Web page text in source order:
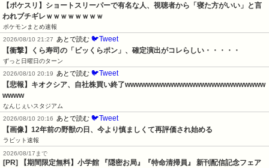
【ポケスリ】ショートスリーパーで有名な人、視聴者から「寝た方がいい」と言
われブチギレｗｗｗｗｗｗｗｗ
ポケモンまとめ速報
2026/08/10 21:27 あとで読む 🐦Tweet
【衝撃】くら寿司の「ビッくらポン」、確定演出がコレらしい・・・・・
ずっと日曜日のターン
2026/08/10 20:19 あとで読む 🐦Tweet
【悲報】キオクシア、自社株買い終了wwwwwwwwwwwwwwwwwwwwwwwwww
wwww
なんじぇいスタジアム
2026/08/10 20:16 あとで読む 🐦Tweet
【画像】12年前の野獣の日、今より慎ましくて再評価され始める
ラビット速報
2026/08/17まで
[PR] 【期間限定無料】小学館 『隠密お局』『特命清掃員』 新刊配信記念フェア